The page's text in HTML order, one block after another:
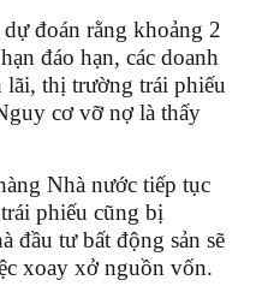
đoán rằng khoảng 2
đáo hạn, các doanh
lãi, thị trường trái phiếu
cơ vỡ nợ là thấy
Nhà nước tiếp tục
phiếu cũng bị
đầu tư bất động sản sẽ
xoay xở nguồn vốn.